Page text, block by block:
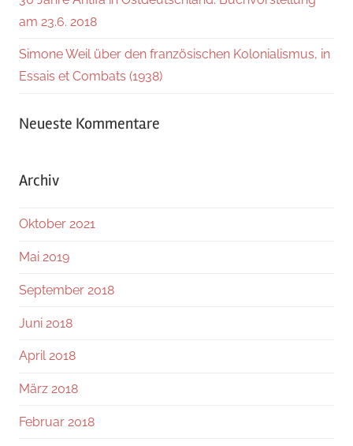
am 23.6. 2018
Simone Weil über den französischen Kolonialismus, in
Essais et Combats (1938)
Neueste Kommentare
Archiv
Oktober 2021
Mai 2019
September 2018
Juni 2018
April 2018
März 2018
Februar 2018